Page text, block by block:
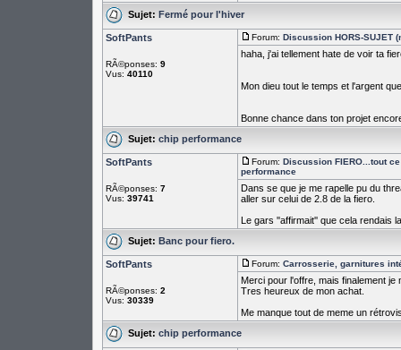
Sujet: Fermé pour l'hiver
SoftPants
RÃ©ponses: 9
Vus: 40110
Forum: Discussion HORS-SUJET
haha, j'ai tellement hate de voir ta
Mon dieu tout le temps et l'argent
Bonne chance dans ton projet
Sujet: chip performance
SoftPants
RÃ©ponses: 7
Vus: 39741
Forum: Discussion FIERO...tout
performance
Dans se que je me rapelle pu du
aller sur celui de 2.8 de la fiero.
Le gars ''affirmait'' que cela rendais
Sujet: Banc pour fiero.
SoftPants
RÃ©ponses: 2
Vus: 30339
Forum: Carrosserie, garnitures
Merci pour l'offre, mais finalement
Tres heureux de mon achat.
Me manque tout de meme un
Sujet: chip performance